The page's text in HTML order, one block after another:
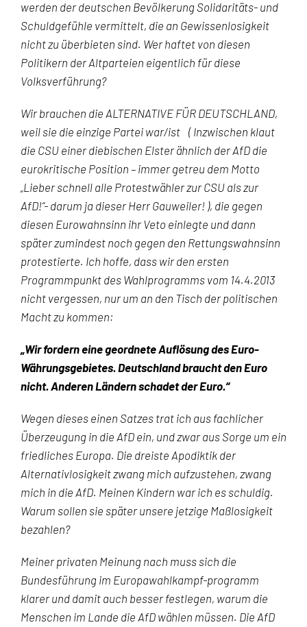
werden der deutschen Bevölkerung Solidaritäts- und
Schuldgefühle vermittelt, die an Gewissenlosigkeit
nicht zu überbieten sind. Wer haftet von diesen
Politikern der Altparteien eigentlich für diese
Volksverführung?
Wir brauchen die ALTERNATIVE FÜR DEUTSCHLAND,
weil sie die einzige Partei war/ist ( Inzwischen klaut
die CSU einer diebischen Elster ähnlich der AfD die
eurokritische Position – immer getreu dem Motto
„Lieber schnell alle Protestwähler zur CSU als zur
AfD!“- darum ja dieser Herr Gauweiler! ), die gegen
diesen Eurowahnsinn ihr Veto einlegte und dann
später zumindest noch gegen den Rettungswahnsinn
protestierte. Ich hoffe, dass wir den ersten
Programmpunkt des Wahlprogramms vom 14.4.2013
nicht vergessen, nur um an den Tisch der politischen
Macht zu kommen:
„Wir fordern eine geordnete Auflösung des Euro-
Währungsgebietes. Deutschland braucht den Euro
nicht. Anderen Ländern schadet der Euro.“
Wegen dieses einen Satzes trat ich aus fachlicher
Überzeugung in die AfD ein, und zwar aus Sorge um ein
friedliches Europa. Die dreiste Apodiktik der
Alternativlosigkeit zwang mich aufzustehen, zwang
mich in die AfD. Meinen Kindern war ich es schuldig.
Warum sollen sie später unsere jetzige Maßlosigkeit
bezahlen?
Meiner privaten Meinung nach muss sich die
Bundesführung im Europawahlkampf-programm
klarer und damit auch besser festlegen, warum die
Menschen im Lande die AfD wählen müssen. Die AfD